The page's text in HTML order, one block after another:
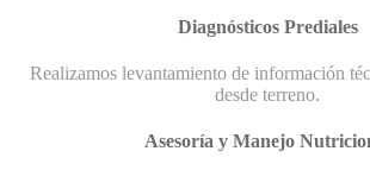
Diagnósticos Prediales
Realizamos levantamiento de información
desde terreno.
Asesoría y Manejo